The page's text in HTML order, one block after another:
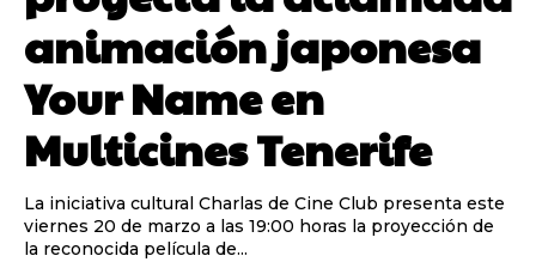
animación japonesa
Your Name en
Multicines Tenerife
La iniciativa cultural Charlas de Cine Club presenta este
viernes 20 de marzo a las 19:00 horas la proyección de
la reconocida película de...